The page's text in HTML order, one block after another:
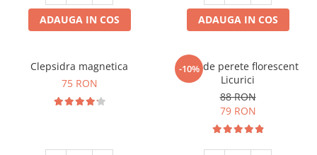
ADAUGA IN COS ADAUGA IN COS
Clepsidra magnetica
75 RON
-10%
Ceas de perete florescent
Licurici
88 RON
79 RON